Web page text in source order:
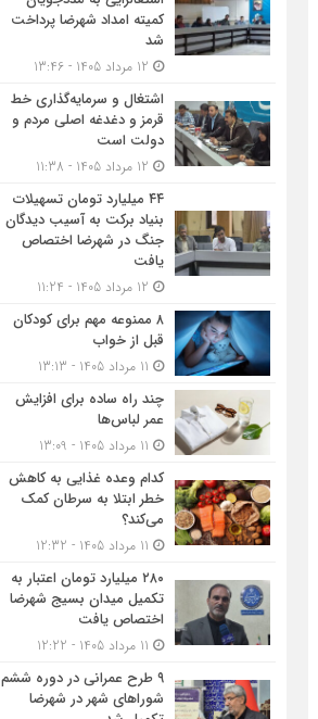
کمیته امداد شهرضا پرداخت
شد
اشتغال و سرمایه‌گذاری خط
قرمز و دغدغه اصلی مردم و
دولت است
۴۴ میلیارد تومان تسهیلات
بنیاد برکت به آسیب دیدگان
جنگ در شهرضا اختصاص
یافت
۸ ممنوعه مهم برای کودکان
قبل از خواب
چند راه ساده برای افزایش
عمر لباس‌ها
کدام وعده غذایی به کاهش
خطر ابتلا به سرطان کمک
می‌کند؟
۲۸۰ میلیارد تومان اعتبار به
تکمیل میدان بسیج شهرضا
اختصاص یافت
۹ طرح عمرانی در دوره ششم
شوراهای شهر در شهرضا